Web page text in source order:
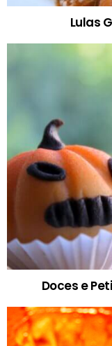
Lulas
Doces e